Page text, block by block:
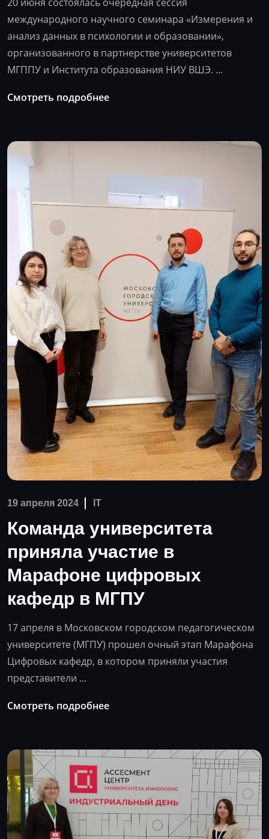
международного научного семинара «Измерения и
анализ данных в психологии и образовании»,
организованного в партнерстве университетов
МГППУ и Института образования НИУ ВШЭ. ...
Смотреть подробнее
19 апреля 2024 IT
Команда университета
приняла участие в
Марафоне цифровых
кафедр в МГПУ
17 апреля в Московском городском педагогическом
университете (МГПУ) прошел очный этап Марафона
Цифровых кафедр, в котором приняли участия
представители ...
Смотреть подробнее